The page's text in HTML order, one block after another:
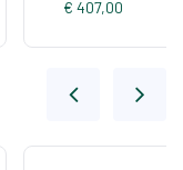
€ 407,00